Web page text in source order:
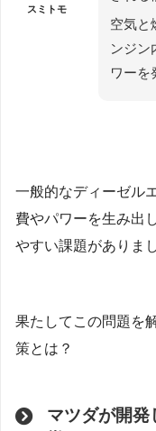
スミトモ
空気と
ンジン
ワーを
一般的なディーゼル
費やパワーを生み出
やすい課題がありま
果たしてこの問題を
策とは？
マツダが開発